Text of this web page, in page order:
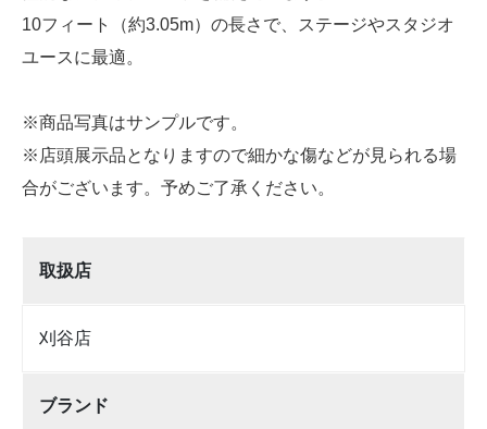
10フィート（約3.05m）の長さで、ステージやスタジオ
ユースに最適。
※商品写真はサンプルです。
※店頭展示品となりますので細かな傷などが見られる場
合がございます。予めご了承ください。
取扱店
刈谷店
ブランド